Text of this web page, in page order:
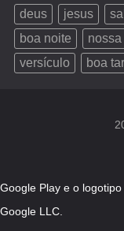
deus jesus
boa noite
versículo
boa
Google Play e o
Google LLC.